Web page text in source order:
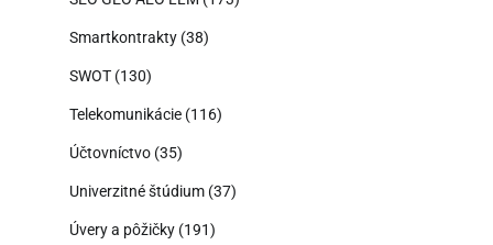
Smartkontrakty (38)
SWOT (130)
Telekomunikácie (116)
Účtovníctvo (35)
Univerzitné štúdium (37)
Úvery a pôžičky (191)